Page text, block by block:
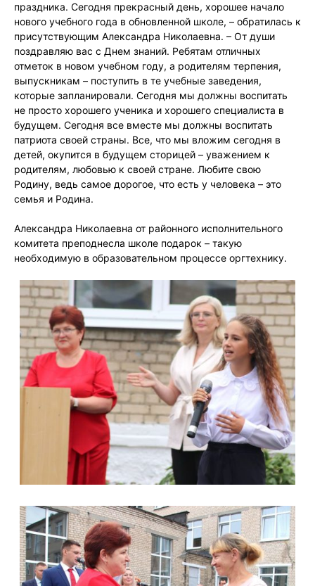
праздника. Сегодня прекрасный день, хорошее начало
нового учебного года в обновленной школе, – обратилась к
присутствующим Александра Николаевна. – От души
поздравляю вас с Днем знаний. Ребятам отличных
отметок в новом учебном году, а родителям терпения,
выпускникам – поступить в те учебные заведения,
которые запланировали. Сегодня мы должны воспитать
не просто хорошего ученика и хорошего специалиста в
будущем. Сегодня все вместе мы должны воспитать
патриота своей страны. Все, что мы вложим сегодня в
детей, окупится в будущем сторицей – уважением к
родителям, любовью к своей стране. Любите свою
Родину, ведь самое дорогое, что есть у человека – это
семья и Родина.
Александра Николаевна от районного исполнительного
комитета преподнесла школе подарок – такую
необходимую в образовательном процессе оргтехнику.